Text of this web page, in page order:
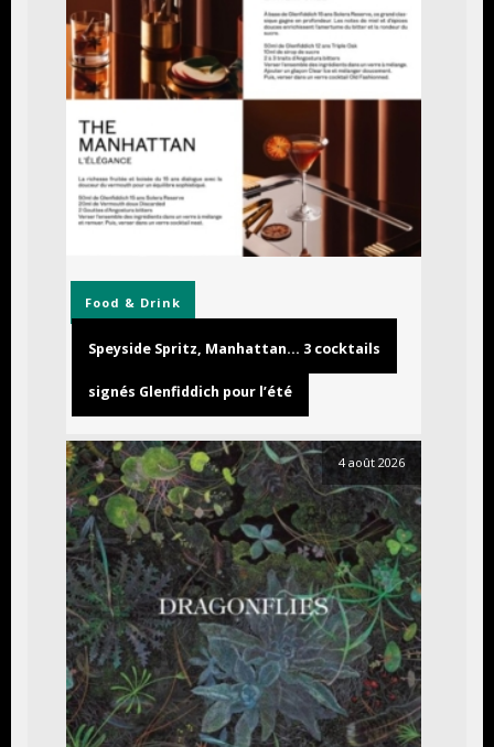
Food & Drink
Speyside Spritz, Manhattan… 3 cocktails
signés Glenfiddich pour l’été
4 août 2026